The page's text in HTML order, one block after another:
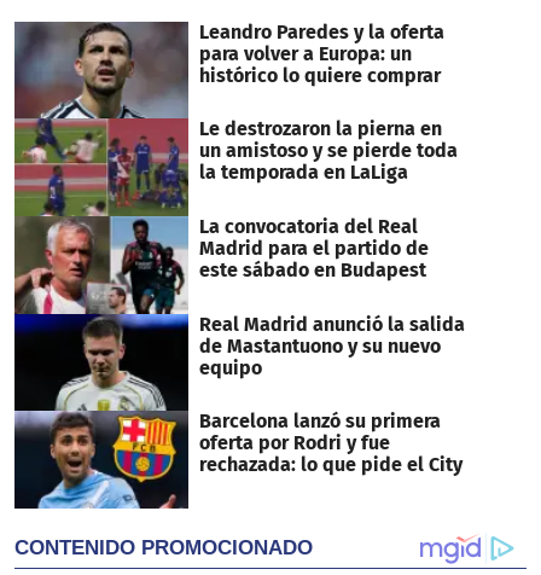
32
seconds
Leandro Paredes y la oferta
para volver a Europa: un
histórico lo quiere comprar
Le destrozaron la pierna en
un amistoso y se pierde toda
la temporada en LaLiga
La convocatoria del Real
Madrid para el partido de
este sábado en Budapest
Real Madrid anunció la salida
de Mastantuono y su nuevo
equipo
Barcelona lanzó su primera
oferta por Rodri y fue
rechazada: lo que pide el City